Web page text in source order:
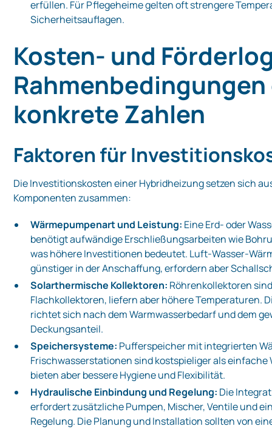
erfüllen. Für Pflegeheime gelten oft strengere
Sicherheitsauflagen.
Kosten‑ und
konkrete Zahlen
Faktoren für
Die Investitionskosten einer Hybridheizung setzen sich
Komponenten zusammen:
Wärmepumpenart und Leistung: Eine Erd- oder
benötigt aufwändige Erschließungsarbeiten wie
was höhere Investitionen bedeutet.
günstiger in der Anschaffung, erfordern aber
Solarthermische Kollektoren: Röhrenkollektoren
Flachkollektoren, liefern aber höhere Temperaturen.
richtet sich nach dem Warmwasserbedarf und dem
Deckungsanteil.
Speichersysteme: Pufferspeicher mit integrierten
Frischwasserstationen sind kostspieliger als einfache
bieten aber bessere Hygiene und Flexibilität.
Hydraulische Einbindung und Regelung: Die
erfordert zusätzliche Pumpen, Mischer, Ventile und
Regelung. Die Planung und Installation sollten von